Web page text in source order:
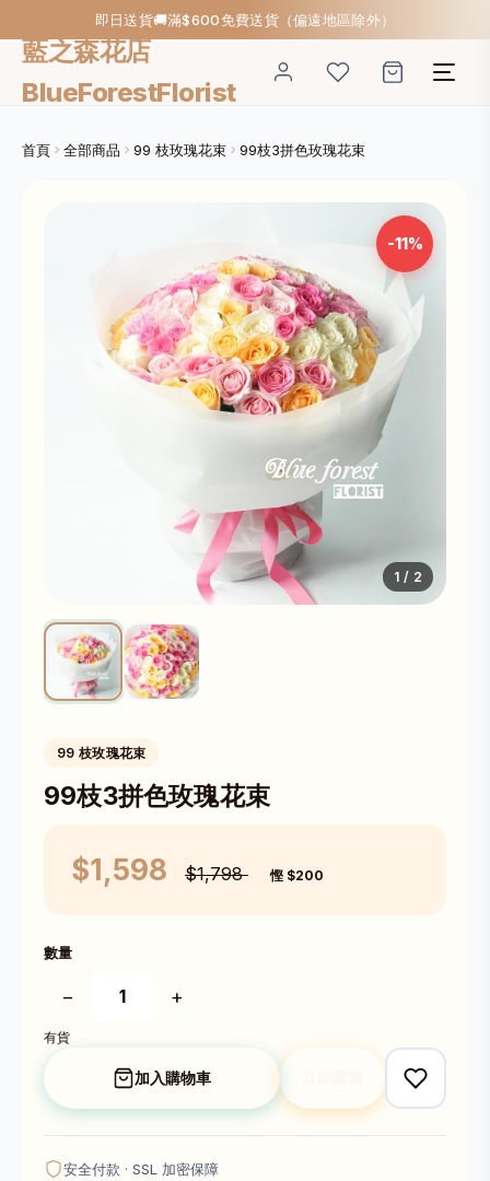
即日送貨🚚滿$600免費送貨（偏遠地區除外）
藍之森花店
BlueForestFlorist
首頁 全部商品 99 枝玫瑰花束 99枝3拼色玫瑰花束
-11%
1 / 2
99 枝玫瑰花束
99枝3拼色玫瑰花束
$1,598 $1,798 慳 $200
數量
− +
有貨
加入購物車
安全付款 · SSL 加密保障